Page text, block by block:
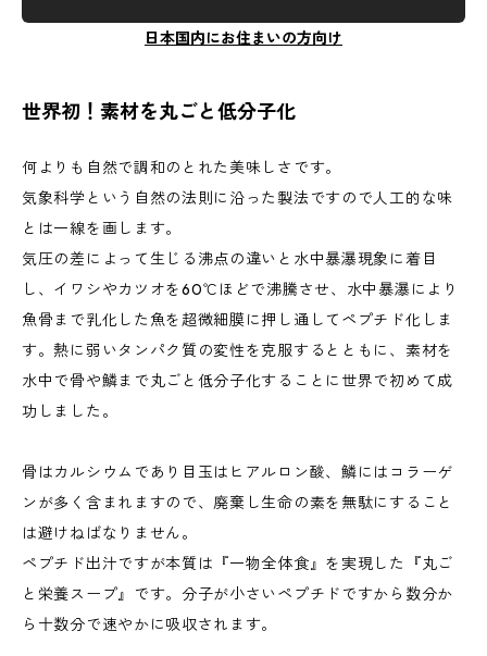
日本国内にお住まいの方向け
世界初！素材を丸ごと低分子化
何よりも自然で調和のとれた美味しさです。
気象科学という自然の法則に沿った製法ですので人工的な味
とは一線を画します。
気圧の差によって生じる沸点の違いと水中暴瀑現象に着目
し、イワシやカツオを60℃ほどで沸騰させ、水中暴瀑により
魚骨まで乳化した魚を超微細膜に押し通してペプチド化しま
す。熱に弱いタンパク質の変性を克服するとともに、素材を
水中で骨や鱗まで丸ごと低分子化することに世界で初めて成
功しました。
骨はカルシウムであり目玉はヒアルロン酸、鱗にはコラーゲ
ンが多く含まれますので、廃棄し生命の素を無駄にすること
は避けねばなりません。
ペプチド出汁ですが本質は『一物全体食』を実現した『丸ご
と栄養スープ』です。分子が小さいペプチドですから数分か
ら十数分で速やかに吸収されます。